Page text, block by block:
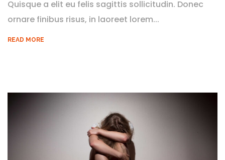
Quisque a elit eu felis sagittis sollicitudin. Donec
ornare finibus risus, in laoreet lorem...
READ MORE